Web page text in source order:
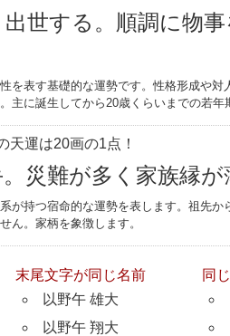
出世する。順調に物
を表す基礎的な運勢です。性格形成や対
主に誕生してから20歳くらいまでの若年
天運は20画の1点！
災難が多く家族縁が
が持つ宿命的な運勢を表します。祖先か
ん。家柄を象徴します。
末尾文字が同じ名前
以野午 雄大
以野午 翔大
同